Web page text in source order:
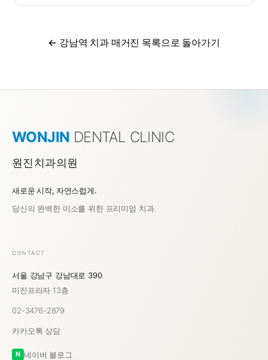
← 강남역 치과 매거진 목록으로 돌아가기
WONJIN DENTAL CLINIC
원진치과의원
새로운 시작, 자연스럽게.
당신의 완벽한 미소를 위한 프리미엄 치과.
CONTACT
서울 강남구 강남대로 390
미진프라자 13층
02-3476-2879
카카오톡 상담
N 네이버 블로그